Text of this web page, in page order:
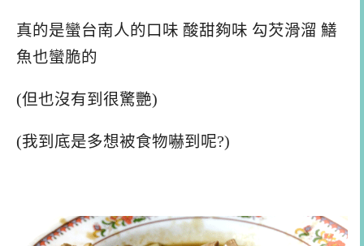
真的是蠻台南人的口味 酸甜夠味 勾芡滑溜 鱔
魚也蠻脆的
(但也沒有到很驚艷)
(我到底是多想被食物嚇到呢?)